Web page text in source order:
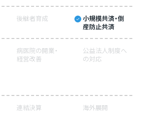
後継者育成
小規模共済・倒
産防止共済
病医院の開業・
経営改善
公益法人制度へ
の対応
連結決算 海外展開